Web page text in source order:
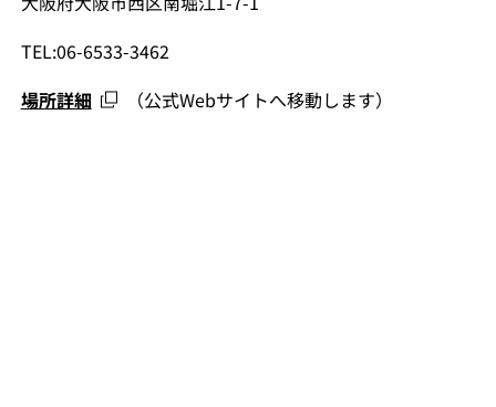
TEL:06-6533-3462
場所詳細
（公式Webサイトへ移動します）